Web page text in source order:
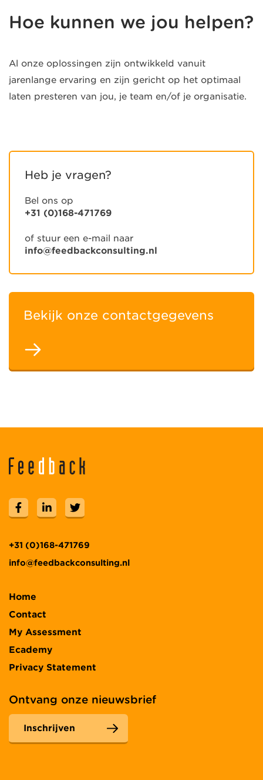
Hoe kunnen we jou helpen?
Al onze oplossingen zijn ontwikkeld vanuit
jarenlange ervaring en zijn gericht op het optimaal
laten presteren van jou, je team en/of je organisatie.
Heb je vragen?
Bel ons op
+31 (0)168-471769
of stuur een e-mail naar
info@feedbackconsulting.nl
Bekijk onze contactgegevens
+31 (0)168-471769
info@feedbackconsulting.nl
Home
Contact
My Assessment
Ecademy
Privacy Statement
Ontvang onze nieuwsbrief
Inschrijven